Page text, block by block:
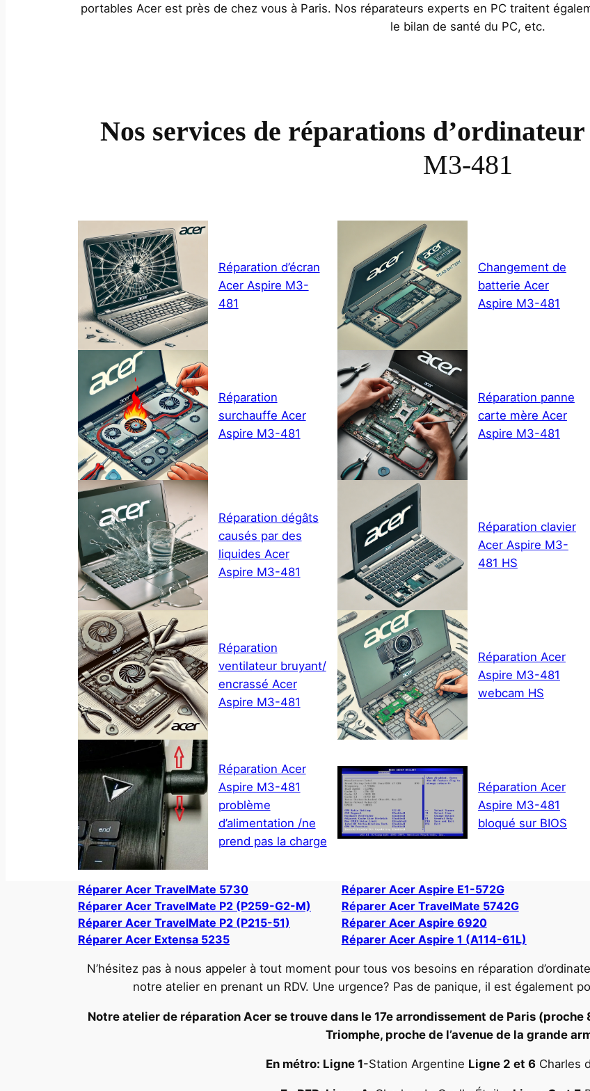
portables Acer est près de chez vous à Paris. Nos réparateurs experts en PC traitent
le bilan de santé du PC, etc.
Nos services de réparations
M3-481
Réparation d’écran
Acer Aspire M3-
481
Changement de
batterie Acer
Aspire M3-481
Réparation
surchauffe Acer
Aspire M3-481
Réparation panne
carte mère Acer
Aspire M3-481
Réparation dégâts
causés par des
liquides Acer
Aspire M3-481
Réparation clavier
Acer Aspire M3-
481 HS
Réparation
ventilateur bruyant/
encrassé Acer
Aspire M3-481
Réparation Acer
Aspire M3-481
webcam HS
Réparation Acer
Aspire M3-481
problème
d’alimentation /ne
prend pas la charge
Réparation Acer
Aspire M3-481
bloqué sur BIOS
Réparer Acer TravelMate 5730
Réparer Acer TravelMate P2 (P259-G2-M)
Réparer Acer TravelMate P2 (P215-51)
Réparer Acer Extensa 5235
Réparer Acer Aspire E1-572G
Réparer Acer TravelMate 5742G
Réparer Acer Aspire 6920
Réparer Acer Aspire 1 (A114-61L)
N’hésitez pas à nous appeler à tout moment pour tous vos besoins en réparation
notre atelier en prenant un RDV. Une urgence? Pas de panique, il est également
Notre atelier de réparation Acer se trouve dans le 17e arrondissement de Paris (proche
Triomphe, proche de l’avenue de la grande
En métro: Ligne 1-Station Argentine Ligne 2 et 6Charles